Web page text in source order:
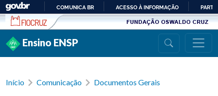
Ir para conteúdo
PARA
COMUNICA BR ACESSO À INFORMAÇÃO
Ensino ENSP
Início Comunicação Documentos Gerais